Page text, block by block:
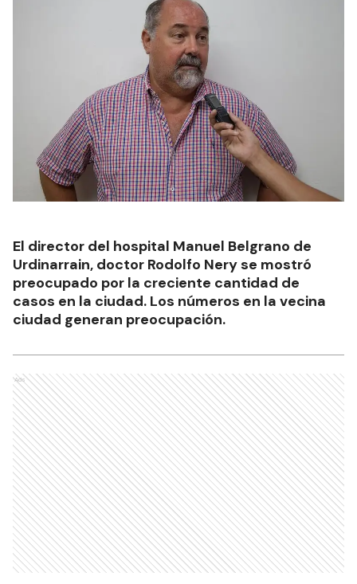
El director del hospital Manuel Belgrano de
Urdinarrain, doctor Rodolfo Nery se mostró
preocupado por la creciente cantidad de
casos en la ciudad. Los números en la vecina
ciudad generan preocupación.
Ads